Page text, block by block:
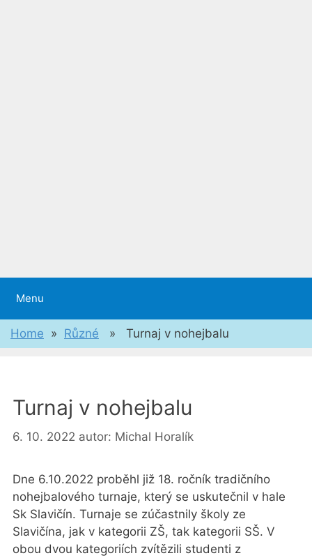
Menu
Home » Různé » Turnaj v nohejbalu
Turnaj v nohejbalu
6. 10. 2022 autor: Michal Horalík
Dne 6.10.2022 proběhl již 18. ročník tradičního
nohejbalového turnaje, který se uskutečnil v hale
Sk Slavičín. Turnaje se zúčastnily školy ze
Slavičína, jak v kategorii ZŠ, tak kategorii SŠ. V
obou dvou kategoriích zvítězili studenti z